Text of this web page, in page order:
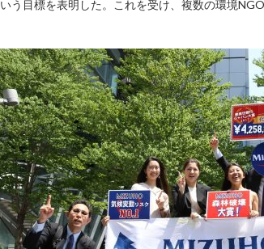
いう目標を表明した。これを受け、複数の環境